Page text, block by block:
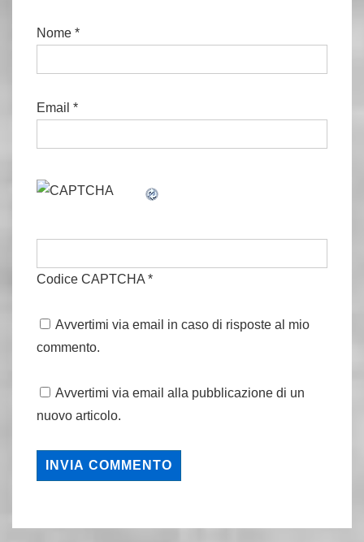
Nome *
Email *
Codice CAPTCHA *
Avvertimi via email in caso di risposte al mio
commento.
Avvertimi via email alla pubblicazione di un
nuovo articolo.